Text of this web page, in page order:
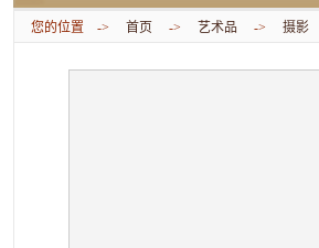
您的位置 -> 首页 -> 艺术品 -> 摄影